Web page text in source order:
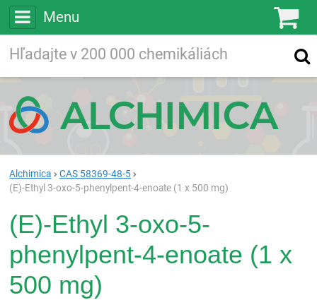
Menu
Vyhľadávanie
Alchimica
CAS 58369-48-5
(E)-Ethyl 3-oxo-5-phenylpent-4-enoate (1 x 500 mg)
(E)-Ethyl 3-oxo-5-
phenylpent-4-enoate (1 x
500 mg)